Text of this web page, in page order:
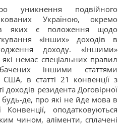
уникнення подвійного
Україною, окремо
яких є положення щодо
«інших» доходів в
доходу. «Іншими»
немає спеціальних правил
іншими статтями
в статті 21 конвенції з
доходів резидента Договірної
де, про які не йде мова в
Конвенції, оподатковуються
чином, аліменти, сплачені